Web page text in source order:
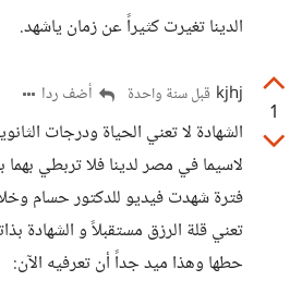
الدينا تغيرت كثيراً عن زمان ياشهد.
1
kjhj قبل سنة واحدة أضف ردا
الشهادة لا تعني الحياة ودرجات
لاسيما في مصر لدينا فلا تربطي
فترة شهدت فيديو للدكتور حسام
تعني قلة الرزق مستقبلاً و الشهادة
حطها وهذا ميد جداً أن تعرفيه الآن: